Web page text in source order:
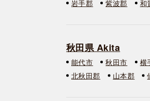
岩手郡
紫波郡 和
秋田県 Akita
能代市 秋田市 横
北秋田郡
山本郡